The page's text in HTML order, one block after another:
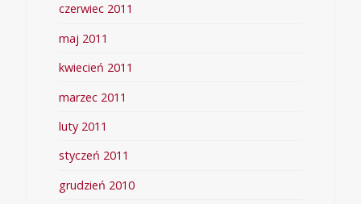
czerwiec 2011
maj 2011
kwiecień 2011
marzec 2011
luty 2011
styczeń 2011
grudzień 2010